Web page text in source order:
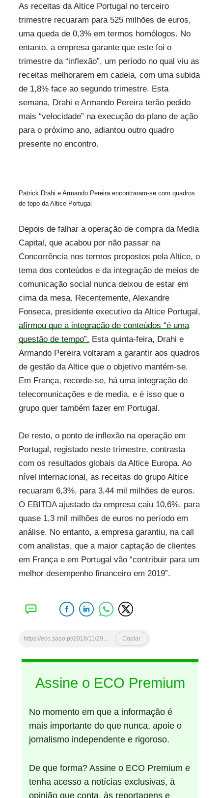
As receitas da Altice Portugal no terceiro
trimestre recuaram para 525 milhões de euros,
uma queda de 0,3% em termos homólogos. No
entanto, a empresa garante que este foi o
trimestre da “inflexão”, um período no qual viu as
receitas melhorarem em cadeia, com uma subida
de 1,8% face ao segundo trimestre. Esta
semana, Drahi e Armando Pereira terão pedido
mais “velocidade” na execução do plano de ação
para o próximo ano, adiantou outro quadro
presente no encontro.
Patrick Drahi e Armando Pereira encontraram-se com quadros
de topo da Altice Portugal
Depois de falhar a operação de compra da Media
Capital, que acabou por não passar na
Concorrência nos termos propostos pela Altice, o
tema dos conteúdos e da integração de meios de
comunicação social nunca deixou de estar em
cima da mesa. Recentemente, Alexandre
Fonseca, presidente executivo da Altice Portugal,
afirmou que a integração de conteúdos “é uma
questão de tempo”. Esta quinta-feira, Drahi e
Armando Pereira voltaram a garantir aos quadros
de gestão da Altice que o objetivo mantém-se.
Em França, recorde-se, há uma integração de
telecomunicações e de media, e é isso que o
grupo quer também fazer em Portugal.
De resto, o ponto de inflexão na operação em
Portugal, registado neste trimestre, contrasta
com os resultados globais da Altice Europa. Ao
nível internacional, as receitas do grupo Altice
recuaram 6,3%, para 3,44 mil milhões de euros.
O EBITDA ajustado da empresa caiu 10,6%, para
quase 1,3 mil milhões de euros no período em
análise. No entanto, a empresa garantiu, na call
com analistas, que a maior captação de clientes
em França e em Portugal vão “contribuir para um
melhor desempenho financeiro em 2019”.
Copiar
Assine o ECO Premium
No momento em que a informação é
mais importante do que nunca, apoie o
jornalismo independente e rigoroso.
De que forma? Assine o ECO Premium e
tenha acesso a notícias exclusivas, à
opinião que conta, às reportagens e